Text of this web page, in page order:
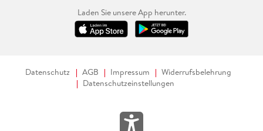
Laden Sie unsere App herunter.
Datenschutz AGB Impressum
Widerrufsbelehrung
Datenschutzeinstellungen